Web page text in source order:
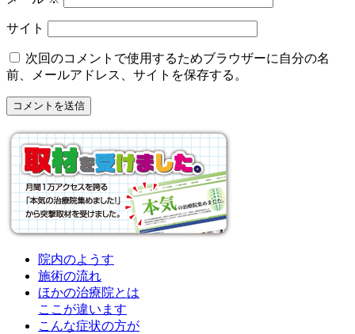
サイト
次回のコメントで使用するためブラウザーに自分の名
前、メールアドレス、サイトを保存する。
院内のようす
施術の流れ
ほかの治療院とは
ここが違います
こんな症状の方が